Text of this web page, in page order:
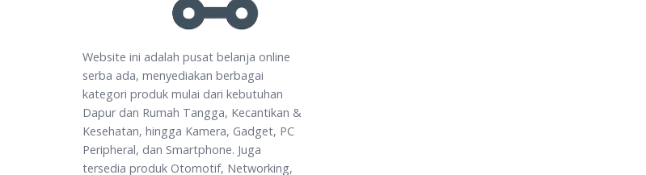
Website ini adalah pusat belanja online
serba ada, menyediakan berbagai
kategori produk mulai dari kebutuhan
Dapur dan Rumah Tangga, Kecantikan &
Kesehatan, hingga Kamera, Gadget, PC
Peripheral, dan Smartphone. Juga
tersedia produk Otomotif, Networking,